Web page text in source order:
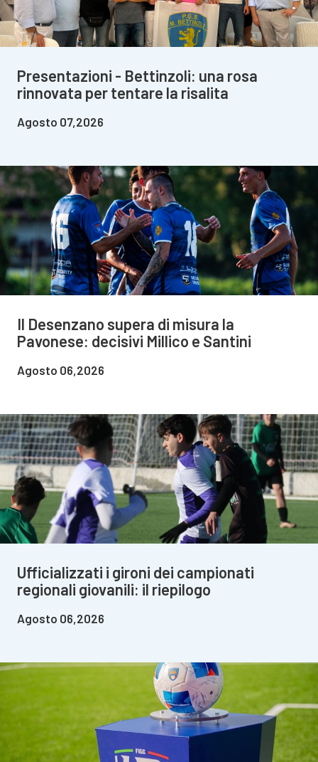
Presentazioni - Bettinzoli: una rosa
rinnovata per tentare la risalita
Agosto 07,2026
Il Desenzano supera di misura la
Pavonese: decisivi Millico e Santini
Agosto 06,2026
Ufficializzati i gironi dei campionati
regionali giovanili: il riepilogo
Agosto 06,2026